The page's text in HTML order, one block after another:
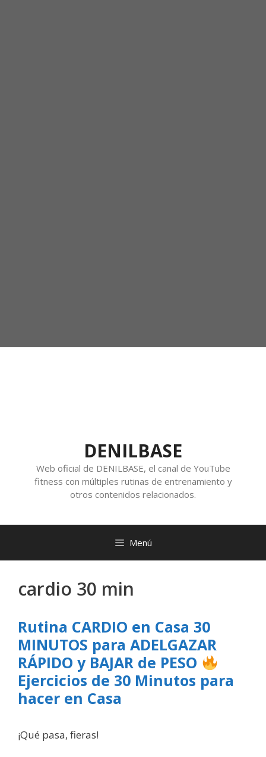
DENILBASE
Web oficial de DENILBASE, el canal de YouTube
fitness con múltiples rutinas de entrenamiento y
otros contenidos relacionados.
Menú
cardio 30 min
Rutina CARDIO en Casa 30
MINUTOS para ADELGAZAR
RÁPIDO y BAJAR de PESO
Ejercicios de 30 Minutos para
hacer en Casa
¡Qué pasa, fieras!